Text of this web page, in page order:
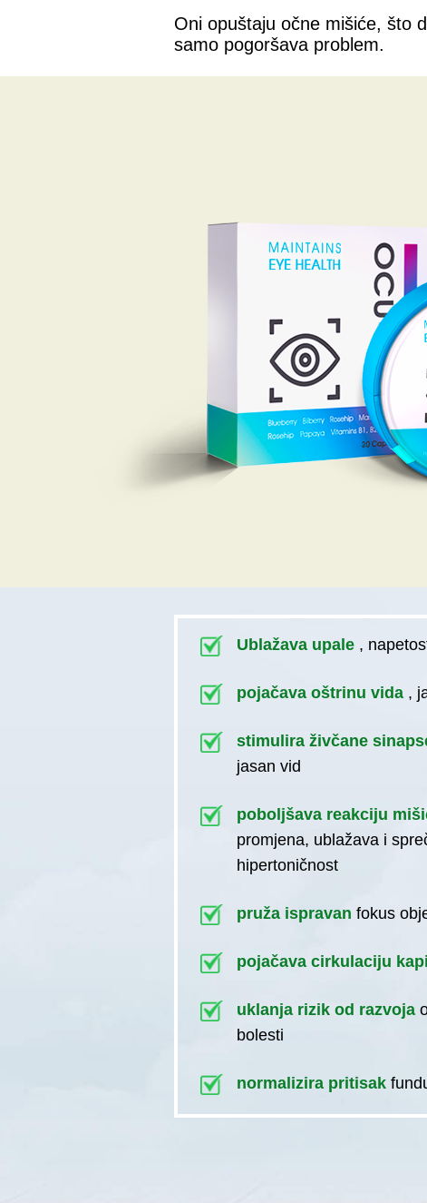
Oni opuštaju očne mišiće, što
samo pogoršava problem.
Ublažava upale ,
pojačava oštrinu vida ,
stimulira živčane
jasan vid
poboljšava reakciju
promjena, ublažava i
hipertoničnost
pruža ispravan fokus
pojačava cirkulaciju
uklanja rizik od razvoja
bolesti
normalizira pritisak